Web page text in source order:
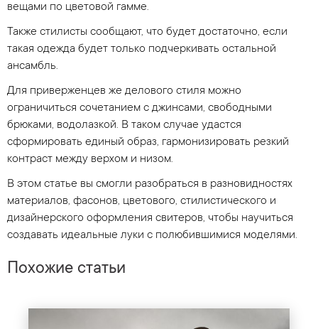
вещами по цветовой гамме.
Также стилисты сообщают, что будет достаточно, если
такая одежда будет только подчеркивать остальной
ансамбль.
Для приверженцев же делового стиля можно
ограничиться сочетанием с джинсами, свободными
брюками, водолазкой. В таком случае удастся
сформировать единый образ, гармонизировать резкий
контраст между верхом и низом.
В этом статье вы смогли разобраться в разновидностях
материалов, фасонов, цветового, стилистического и
дизайнерского оформления свитеров, чтобы научиться
создавать идеальные луки с полюбившимися моделями.
Похожие статьи